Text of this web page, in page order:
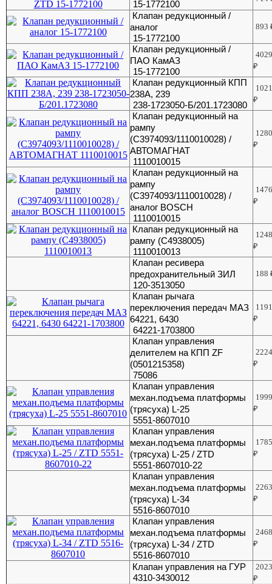
15-1772100
Клапан редукционный /
аналог
15-1772100
893
Клапан редукционный /
ПАО КамАЗ
15-1772100
₽
Клапан редукционный КПП
238А, 239
238-1723050-Б/201.1723080
₽
Клапан редукционный на
рампу
(C3974093/1110010028) /
АВТОМАГНАТ
1110010015
₽
Клапан редукционный на
рампу
(C3974093/1110010028) /
аналог BOSCH
1110010015
₽
Клапан редукционный на
рампу (C4938005)
1110010013
₽
Клапан ресивера
предохранительный ЗИЛ
120-3513050
188
Клапан рычага
переключения передач МАЗ
64221, 6430
64221-1703800
₽
Клапан управления
делителем на КПП ZF
(0501215358)
75086
₽
Клапан управления
механ.подъема платформы
(трясуха) L-25
5551-8607010
₽
Клапан управления
механ.подъема платформы
(трясуха) L-25 / ZTD
5551-8607010-22
₽
Клапан управления
механ.подъема платформы
(трясуха) L-34
5516-8607010
₽
Клапан управления
механ.подъема платформы
(трясуха) L-34 / ZTD
5516-8607010
₽
Клапан управления на ГУР
4310-3430012
₽